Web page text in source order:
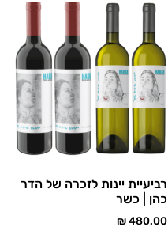
רביעיית יינות לזכרה של הדר
כהן | כשר
₪480.00